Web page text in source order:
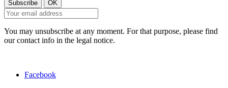
You may unsubscribe at any moment. For that purpose, please find
our contact info in the legal notice.
Facebook